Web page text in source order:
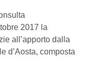
2017 la
all’apporto dalla
d’Aosta, composta